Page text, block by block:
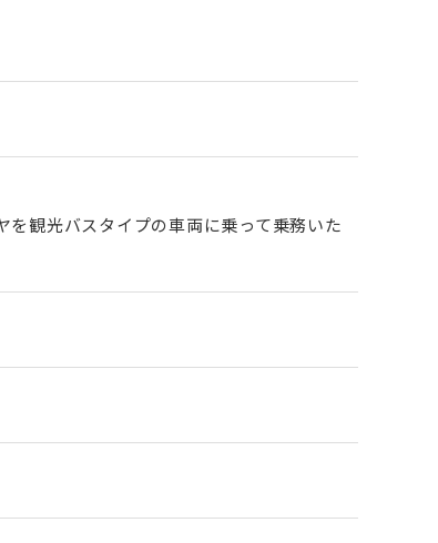
観光バスタイプの車両に乗って乗務いた